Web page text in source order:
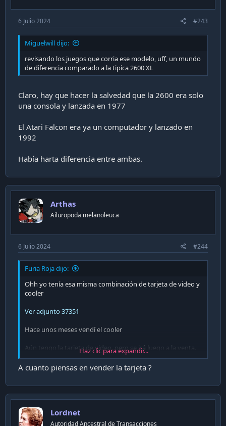
6 Julio 2024 #243
Miguelwill dijo:
revisando los juegos que corria ese modelo, uff, un mundo
de diferencia comparado a la tipica 2600 XL
Claro, hay que hacer la salvedad que la 2600 era solo
una consola y lanzada en 1977
El Atari Falcon era ya un computador y lanzado en
1992
Había harta diferencia entre ambas.
Arthas
Ailuropoda melanoleuca
6 Julio 2024 #244
Furia Roja dijo:
Ohh yo tenía esa misma combinación de tarjeta de video y
cooler
Ver adjunto 37351
Hace unos meses vendí el cooler
Aún tengo la tarjeta de video, pero se irá luego a la venta.
Que desbloqueo de recuerdos!!!!
Tuviste un Atari Falcon 030 OMG!!!
Haz clic para expandir...
A cuanto piensas en vender la tarjeta ?
Lordnet
Autoridad Ancestral de Transacciones